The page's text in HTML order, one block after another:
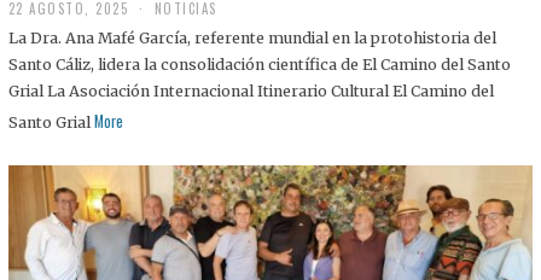
22 AGOSTO, 2025
2
A
G
O
S
2
5
NOTICIAS
La Dra. Ana Mafé García, referente mundial en la protohistoria del
Santo Cáliz, lidera la consolidación científica de El Camino del Santo
Grial La Asociación Internacional Itinerario Cultural El Camino del
Santo Grial More